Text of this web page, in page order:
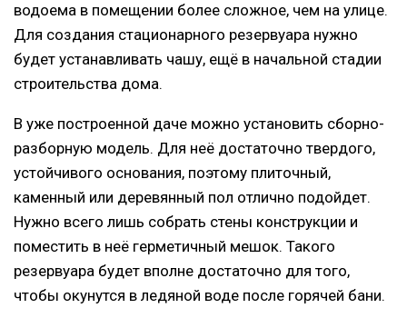
водоема в помещении более сложное, чем на улице.
Для создания стационарного резервуара нужно
будет устанавливать чашу, ещё в начальной стадии
строительства дома.
В уже построенной даче можно установить сборно-
разборную модель. Для неё достаточно твердого,
устойчивого основания, поэтому плиточный,
каменный или деревянный пол отлично подойдет.
Нужно всего лишь собрать стены конструкции и
поместить в неё герметичный мешок. Такого
резервуара будет вполне достаточно для того,
чтобы окунутся в ледяной воде после горячей бани.